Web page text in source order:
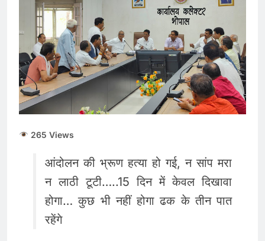
तड़के 4 बजे हादसा, B2 कोच
के AC पैनल में लगी आग; पोला
पत्थर स्टेशन के पास यात्रियों में
मची अफ़रातफ़री
August 5, 2026
265 Views
आंदोलन की भ्रूण हत्या हो गई, न सांप मरा
न लाठी टूटी…..15 दिन में केवल दिखावा
होगा… कुछ भी नहीं होगा ढक के तीन पात
रहेंगे